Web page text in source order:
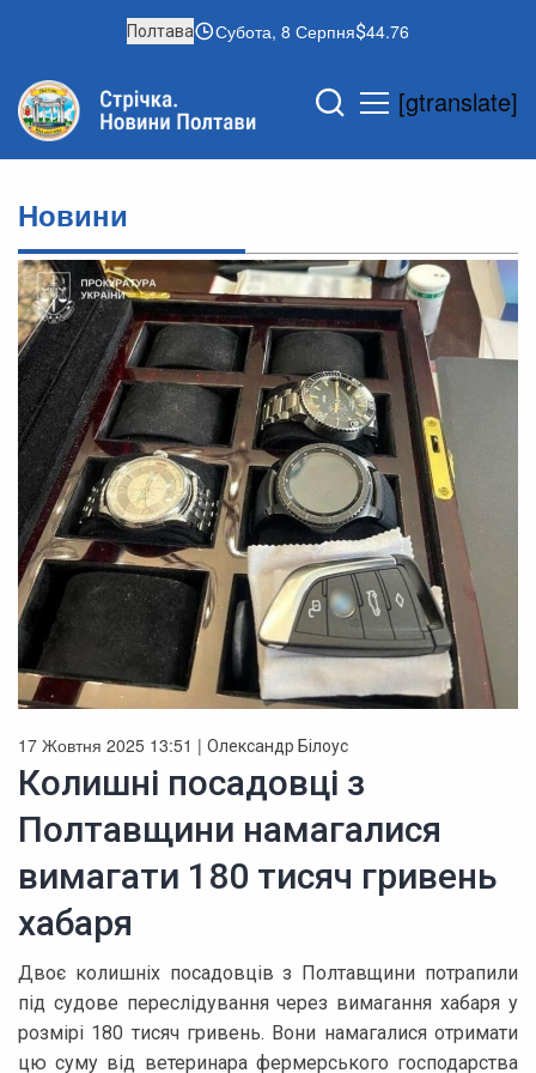
Полтава Субота, 8 Серпня 44.76
[gtranslate]
Новини
17 Жовтня 2025 13:51 | Олександр Білоус
Колишні посадовці з
Полтавщини намагалися
вимагати 180 тисяч гривень
хабаря
Двоє колишніх посадовців з Полтавщини потрапили
під судове переслідування через вимагання хабаря у
розмірі 180 тисяч гривень. Вони намагалися отримати
цю суму від ветеринара фермерського господарства